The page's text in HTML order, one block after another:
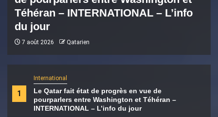
1
International
Le Qatar fait état de progrès en vue de
pourparlers entre Washington et Téhéran –
INTERNATIONAL – L’info du jour
Téhéran – INTERNATIONAL – L’info
du jour
7 août 2026 Qatarien